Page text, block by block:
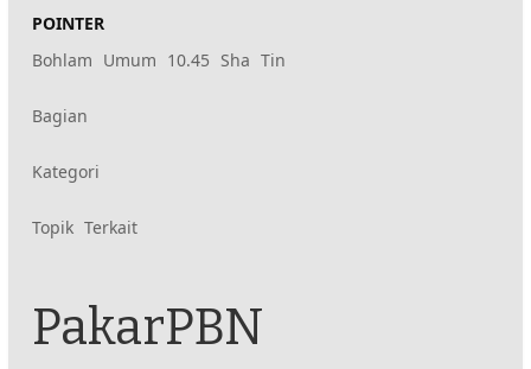
POINTER
Bohlam Umum 10.45 Sha Tin
Konten
yang
diberi
tag
Bagian
Kategori
Topik Terkait
PakarPBN